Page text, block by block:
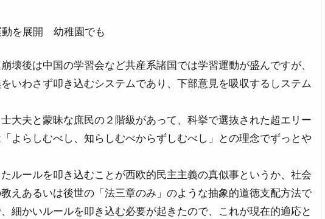
動を展開 幼稚園でも
壊後は中国の学習会など共産系諸国では学習運動が盛んですが、
いわさず叩き込むシステムであり、下部意見を吸収するしステム
大夫と蒙昧な庶民の２階級があって、科挙で選抜された超エリー
よらしむべし、知らしむべからずしむべし」との理念でずっとや
ルールを叩き込むことが西欧的民主主義の真似事というか、社会
えあるいは後世の「法三章のみ」のような抽象的道徳支配方法で
細かいルールを叩き込む必要が起きたので、これが現在的適応と